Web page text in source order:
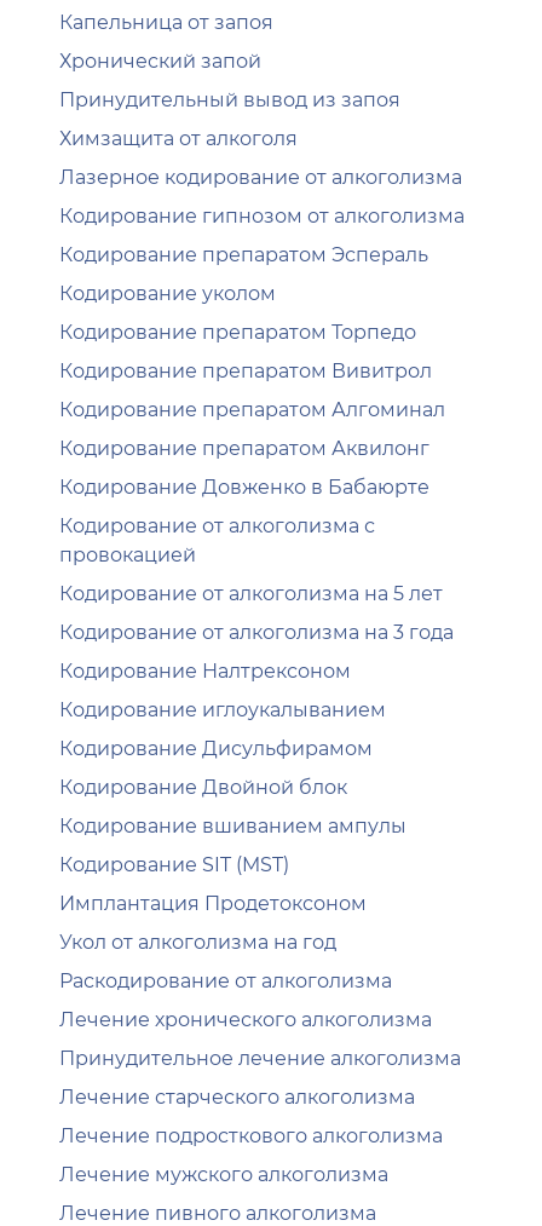
Капельница от запоя
Хронический запой
Принудительный вывод из запоя
Химзащита от алкоголя
Лазерное кодирование от алкоголизма
Кодирование гипнозом от алкоголизма
Кодирование препаратом Эспераль
Кодирование уколом
Кодирование препаратом Торпедо
Кодирование препаратом Вивитрол
Кодирование препаратом Алгоминал
Кодирование препаратом Аквилонг
Кодирование Довженко в Бабаюрте
Кодирование от алкоголизма с
провокацией
Кодирование от алкоголизма на 5 лет
Кодирование от алкоголизма на 3 года
Кодирование Налтрексоном
Кодирование иглоукалыванием
Кодирование Дисульфирамом
Кодирование Двойной блок
Кодирование вшиванием ампулы
Кодирование SIT (MST)
Имплантация Продетоксоном
Укол от алкоголизма на год
Раскодирование от алкоголизма
Лечение хронического алкоголизма
Принудительное лечение алкоголизма
Лечение старческого алкоголизма
Лечение подросткового алкоголизма
Лечение мужского алкоголизма
Лечение пивного алкоголизма